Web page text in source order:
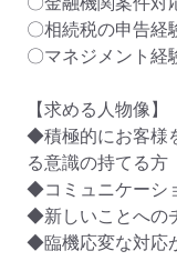
〇相続税の申告経
〇マネジメント経
【求める人物像】
◆積極的にお客様
る意識の持てる方
◆コミュニケーシ
◆新しいことへの
◆臨機応変な対応